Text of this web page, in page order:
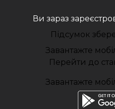
Ви зараз
Підсумок
Завантажте
Перейти до
Завантажте